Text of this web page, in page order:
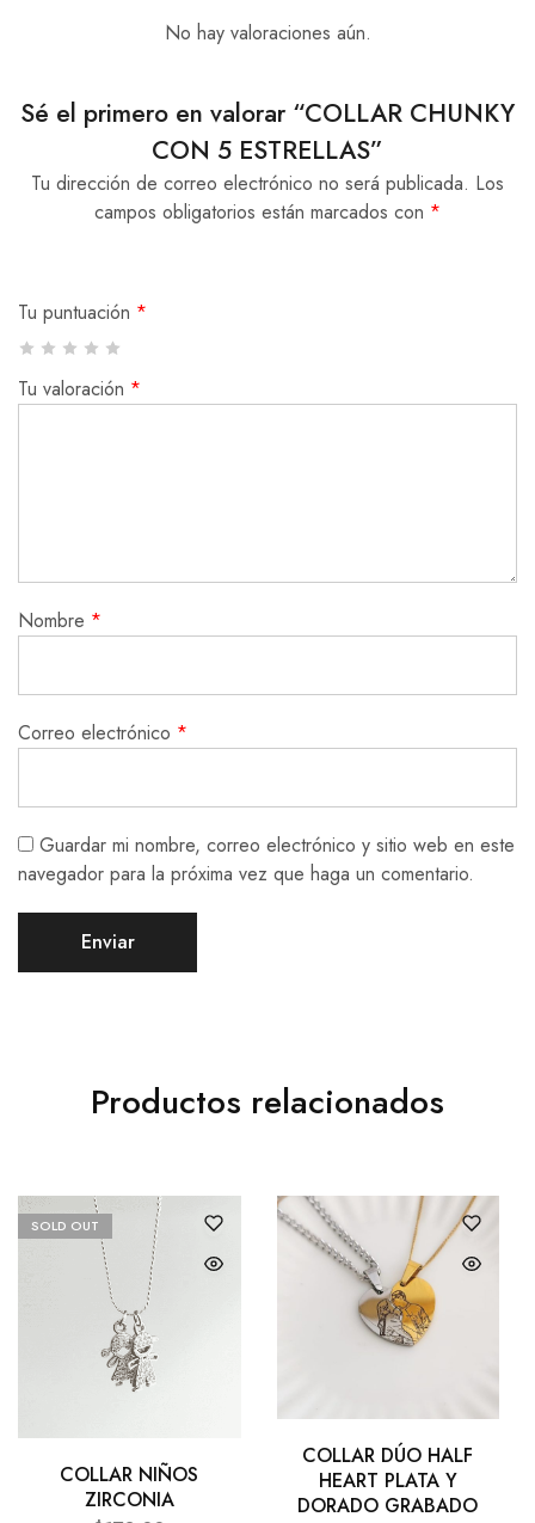
No hay valoraciones aún.
Sé el primero en valorar “COLLAR CHUNKY
CON 5 ESTRELLAS”
Tu dirección de correo electrónico no será publicada. Los
campos obligatorios están marcados con *
Tu puntuación *
Tu valoración *
Nombre *
Correo electrónico *
Guardar mi nombre, correo electrónico y sitio web en este
navegador para la próxima vez que haga un comentario.
Productos relacionados
SOLD OUT
COLLAR NIÑOS
ZIRCONIA
COLLAR DÚO HALF
HEART PLATA Y
DORADO GRABADO